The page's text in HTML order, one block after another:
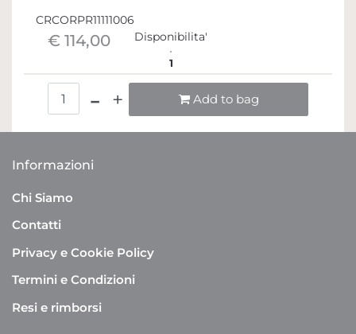
CRCORPR11111006
€ 114,00 Disponibilita'
1
Add to bag
Informazioni
Chi Siamo
Contatti
Privacy e Cookie Policy
Termini e Condizioni
Resi e rimborsi